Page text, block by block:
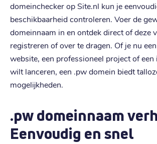
domeinchecker op Site.nl kun je
beschikbaarheid controleren. Voer de
domeinnaam in en ontdek direct of deze
registreren of over te dragen. Of je nu
website, een professioneel project of een
wilt lanceren, een .pw domein biedt
mogelijkheden.
.pw domeinnaam
Eenvoudig en snel